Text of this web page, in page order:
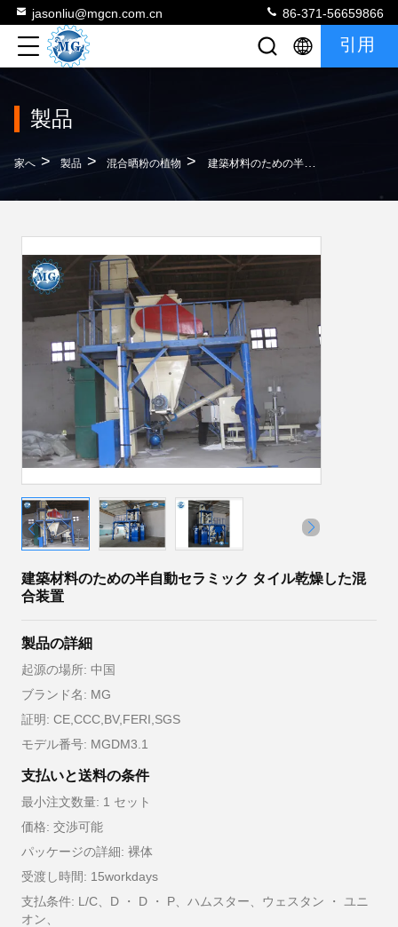
jasonliu@mgcn.com.cn 86-371-56659866
引用
製品
家へ > 製品 > 混合晒粉の植物 > 建築材料のための半自動セラミック タイル乾燥した混合装置
建築材料のための半自動セラミック タイル乾燥した混
合装置
製品の詳細
起源の場所: 中国
ブランド名: MG
証明: CE,CCC,BV,FERI,SGS
モデル番号: MGDM3.1
支払いと送料の条件
最小注文数量: 1 セット
価格: 交渉可能
パッケージの詳細: 裸体
受渡し時間: 15workdays
支払条件: L/C、D ・ D ・ P、ハムスター、ウェスタン ・ ユニ
オン、